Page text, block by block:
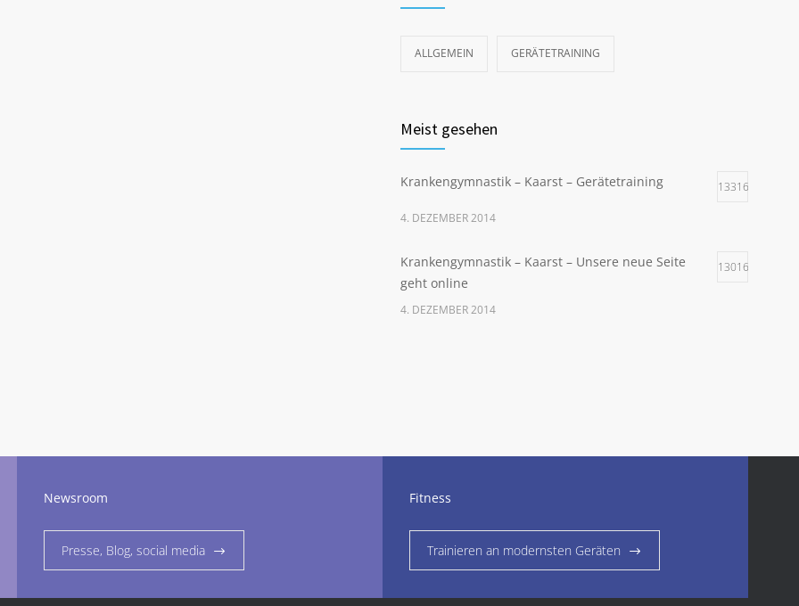
ALLGEMEIN GERÄTETRAINING
Meist gesehen
Krankengymnastik – Kaarst – Gerätetraining 13316
4. DEZEMBER 2014
Krankengymnastik – Kaarst – Unsere neue Seite
geht online
13016
4. DEZEMBER 2014
Newsroom
Presse, Blog, social media
Fitness
Trainieren an modernsten Geräten